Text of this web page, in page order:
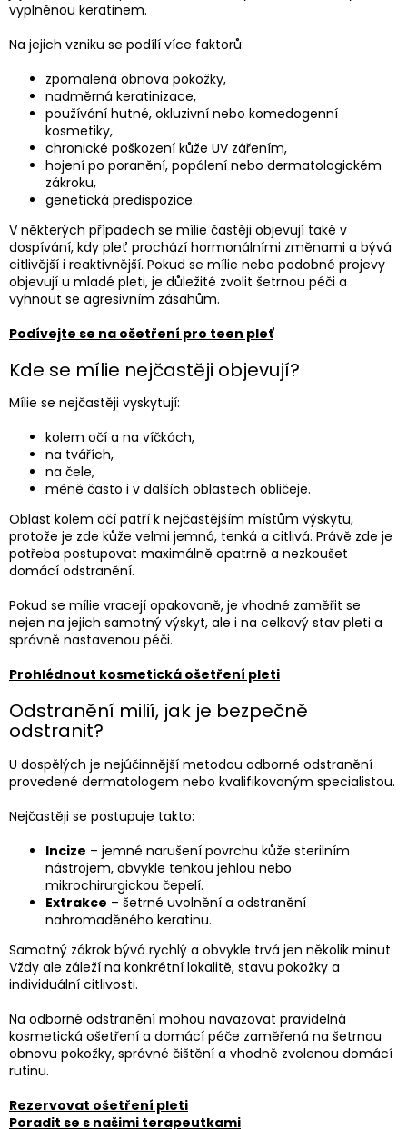
vyplněnou keratinem.
Na jejich vzniku se podílí více faktorů:
zpomalená obnova pokožky,
nadměrná keratinizace,
používání hutné, okluzivní nebo komedogenní
kosmetiky,
chronické poškození kůže UV zářením,
hojení po poranění, popálení nebo dermatologickém
zákroku,
genetická predispozice.
V některých případech se mílie častěji objevují také v
dospívání, kdy pleť prochází hormonálními změnami a bývá
citlivější i reaktivnější. Pokud se mílie nebo podobné projevy
objevují u mladé pleti, je důležité zvolit šetrnou péči a
vyhnout se agresivním zásahům.
Podívejte se na ošetření pro teen pleť
Kde se mílie nejčastěji objevují?
Mílie se nejčastěji vyskytují:
kolem očí a na víčkách,
na tvářích,
na čele,
méně často i v dalších oblastech obličeje.
Oblast kolem očí patří k nejčastějším místům výskytu,
protože je zde kůže velmi jemná, tenká a citlivá. Právě zde je
potřeba postupovat maximálně opatrně a nezkoušet
domácí odstranění.
Pokud se mílie vracejí opakovaně, je vhodné zaměřit se
nejen na jejich samotný výskyt, ale i na celkový stav pleti a
správně nastavenou péči.
Prohlédnout kosmetická ošetření pleti
Odstranění milií, jak je bezpečně
odstranit?
U dospělých je nejúčinnější metodou odborné odstranění
provedené dermatologem nebo kvalifikovaným specialistou.
Nejčastěji se postupuje takto:
Incize – jemné narušení povrchu kůže sterilním
nástrojem, obvykle tenkou jehlou nebo
mikrochirurgickou čepelí.
Extrakce – šetrné uvolnění a odstranění
nahromaděného keratinu.
Samotný zákrok bývá rychlý a obvykle trvá jen několik minut.
Vždy ale záleží na konkrétní lokalitě, stavu pokožky a
individuální citlivosti.
Na odborné odstranění mohou navazovat pravidelná
kosmetická ošetření a domácí péče zaměřená na šetrnou
obnovu pokožky, správné čištění a vhodně zvolenou domácí
rutinu.
Rezervovat ošetření pleti
Poradit se s našimi terapeutkami